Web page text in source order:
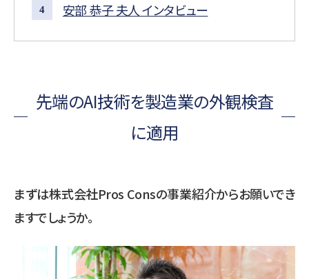
安部 恭子 夫人 インタビュー
先端のAI技術を製造業の外観検査
に適用
まずは株式会社Pros Consの事業紹介からお願いでき
ますでしょうか。